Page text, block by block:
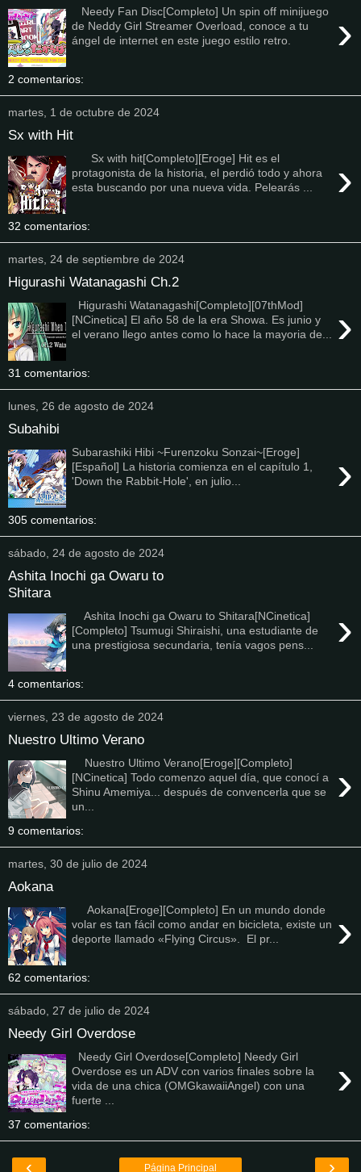
›
Needy Fan Disc[Completo] Un spin off minijuego
de Neddy Girl Streamer Overload, conoce a tu
ángel de internet en este juego estilo retro.
2 comentarios:
martes, 1 de octubre de 2024
Sx with Hit
›
Sx with hit[Completo][Eroge] Hit es el
protagonista de la historia, el perdió todo y ahora
esta buscando por una nueva vida. Pelearás ...
32 comentarios:
martes, 24 de septiembre de 2024
Higurashi Watanagashi Ch.2
›
Higurashi Watanagashi[Completo][07thMod]
[NCinetica] El año 58 de la era Showa. Es junio y
el verano llego antes como lo hace la mayoria de...
31 comentarios:
lunes, 26 de agosto de 2024
Subahibi
›
Subarashiki Hibi ~Furenzoku Sonzai~[Eroge]
[Español] La historia comienza en el capítulo 1,
'Down the Rabbit-Hole', en julio...
305 comentarios:
sábado, 24 de agosto de 2024
Ashita Inochi ga Owaru to
Shitara
›
Ashita Inochi ga Owaru to Shitara[NCinetica]
[Completo] Tsumugi Shiraishi, una estudiante de
una prestigiosa secundaria, tenía vagos pens...
4 comentarios:
viernes, 23 de agosto de 2024
Nuestro Ultimo Verano
›
Nuestro Ultimo Verano[Eroge][Completo]
[NCinetica] Todo comenzo aquel día, que conocí a
Shinu Amemiya... después de convencerla que se
un...
9 comentarios:
martes, 30 de julio de 2024
Aokana
›
Aokana[Eroge][Completo] En un mundo donde
volar es tan fácil como andar en bicicleta, existe un
deporte llamado «Flying Circus». El pr...
62 comentarios:
sábado, 27 de julio de 2024
Needy Girl Overdose
›
Needy Girl Overdose[Completo] Needy Girl
Overdose es un ADV con varios finales sobre la
vida de una chica (OMGkawaiiAngel) con una
fuerte ...
37 comentarios:
‹ ›
Página Principal